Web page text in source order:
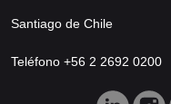
Santiago de Chile
Teléfono +56 2 2692 0200